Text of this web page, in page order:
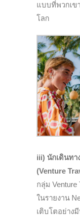
แบบที่พวกเข
โลก
iii) นักเดินทา
(Venture
กลุ่ม Venture
ในรายงาน
เติบโตอย่าง